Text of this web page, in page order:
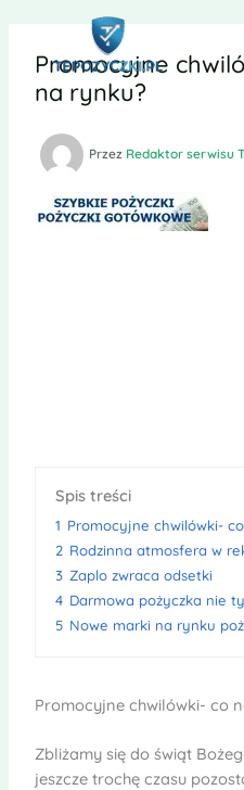
treściPromocyjne
na rynku?
Przez Redaktor serwisu
Spis treści
1 Promocyjne chwilówki-
2 Rodzinna atmosfera w
3 Zaplo zwraca odsetki
4 Darmowa pożyczka nie
5 Nowe marki na rynku
Promocyjne chwilówki- co
Zbliżamy się do świąt
jeszcze trochę czasu